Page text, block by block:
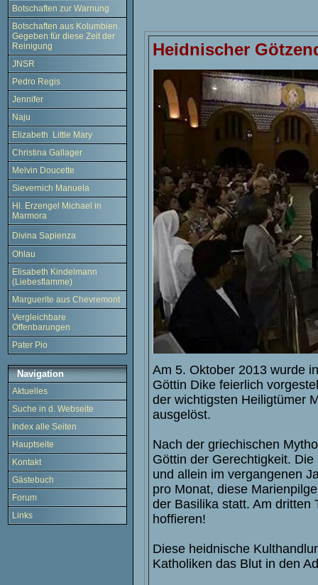
Botschaften zur Warnung
Botschaften aus Kolumbien.
Gegeben für diese Zeit der
Reinigung
JNSR
Pedro Regis
Jennifer
Naju
Elizabeth Little Mary
Christina Gallager
Melvin Doucette
Sievernich Manuela
Hl. Erzengel Michael in
Marmora
Divina Sapienza
Ohlau
Elisabeth Kindelmann
(Liebesflamme)
Marguerite aus Chevremont
Vergleichbare
Offenbarungen
Pater Pio
Navigation
Aktuelles
Suche in d. Webseite
Index alle Seiten
Hauptseite
Kontakt
Gästebuch
Forum
Links
Heidnischer
Am 5. Oktober 2013 wurde
Göttin Dike feierlich
der wichtigsten Heiligtümer
ausgelöst.
Nach der griechischen
Göttin der Gerechtigkeit.
und allein im vergangenen
pro Monat, diese
der Basilika statt. Am dritten
hoffieren!
Diese heidnische
Katholiken das Blut in den